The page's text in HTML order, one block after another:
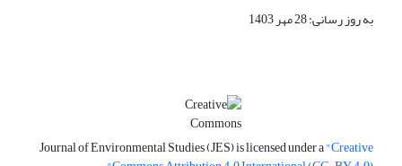
به روز رسانی: 28 مهر 1403
Journal of Environmental Studies (JES) is licensed under a"Creative